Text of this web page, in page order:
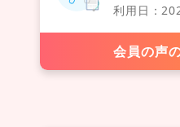
利用日：
会員の声